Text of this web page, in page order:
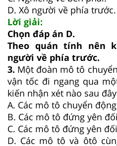
D. Xô người về phía trước.
Lời giải:
Chọn đáp án D.
Theo quán tính nên
người về phía trước.
3. Một đoàn mô tô
vận tốc đi ngang qua
kiến nhận xét nào sau
A. Các mô tô chuyển
B. Các mô tô đứng yên
C. Các mô tô đứng yên
D. Các mô tô và ôtô